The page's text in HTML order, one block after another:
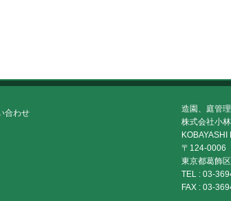
合わせ
造園、庭管
株式会社小
〒124-0006
東京都葛飾
TEL : 03-
FAX : 03-